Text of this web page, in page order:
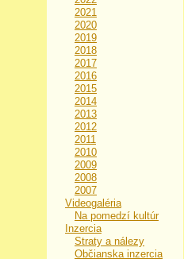
2021
2020
2019
2018
2017
2016
2015
2014
2013
2012
2011
2010
2009
2008
2007
Videogaléria
Na pomedzí kultúr
Inzercia
Straty a nálezy
Občianska inzercia